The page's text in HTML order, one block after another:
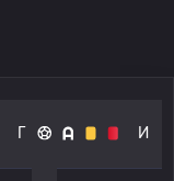
Г И